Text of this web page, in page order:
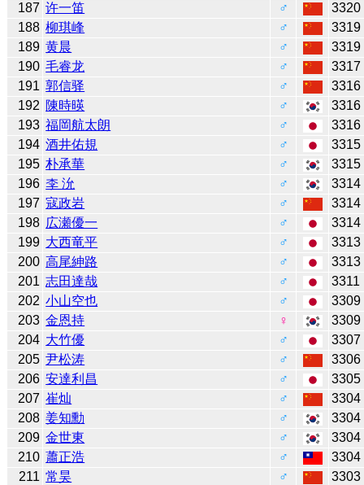
187 许一笛 ♂
3320
188 柳琪峰 ♂
3319
189 黄晨 ♂
3319
190 毛睿龙 ♂
3317
191 郭信驿 ♂
3316
192 陳時暎 ♂
3316
193 福岡航太朗 ♂
3316
194 酒井佑規 ♂
3315
195 朴承華 ♂
3315
196 李 沇 ♂
3314
197 寇政岩 ♂
3314
198 広瀬優一 ♂
3314
199 大西竜平 ♂
3313
200 高尾紳路 ♂
3313
201 志田達哉 ♂
3311
202 小山空也 ♂
3309
203 金恩持 ♀
3309
204 大竹優 ♂
3307
205 尹松涛 ♂
3306
206 安達利昌 ♂
3305
207 崔灿 ♂
3304
208 姜知勳 ♂
3304
209 金世東 ♂
3304
210 蕭正浩 ♂
3304
211 常昊 ♂
3303